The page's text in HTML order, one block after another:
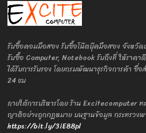
รับซื้อคอมมือสอง รับซื้อโน๊ตบุ๊คมือสอง จังหวัด
รับซื้อ Computer, Notebook รับถึงที่ ให้ราคาดี
ได้รับการรับรอง โดยกรมพัฒนาธุรกิจการค้า ซื่
24 ชม
ภายใต้การบริหารโดย ร้าน Excitecomputer
ญาติอย่างถูกกฎหมาย บนฐานข้อมูล กระทรวง
https://bit.ly/3iE88pl